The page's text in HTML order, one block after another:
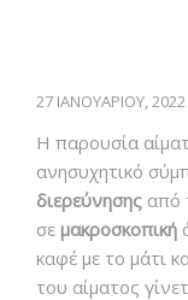
27 ΙΑΝΟΥΑΡΙΟΥ, 2022
Η παρουσία
ανησυχητικό
διερεύνησης από
σε μακροσκοπική
καφέ με το μάτι
του αίματος